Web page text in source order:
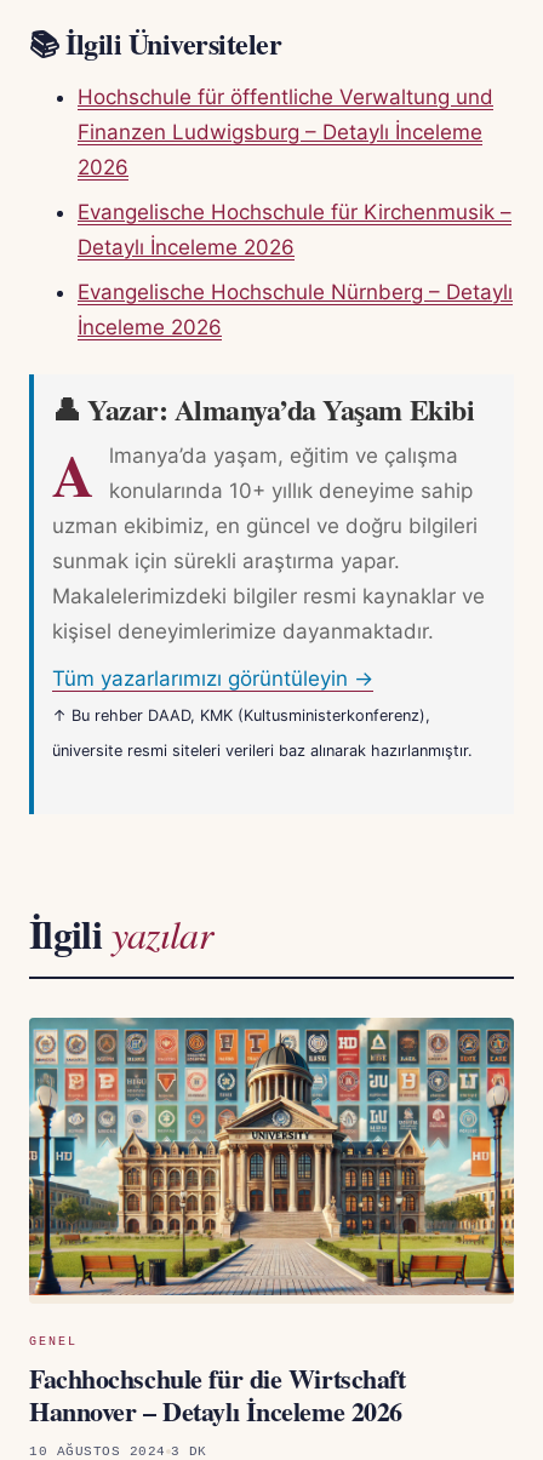
📚 İlgili Üniversiteler
Hochschule für öffentliche Verwaltung und
Finanzen Ludwigsburg – Detaylı İnceleme
2026
Evangelische Hochschule für Kirchenmusik –
Detaylı İnceleme 2026
Evangelische Hochschule Nürnberg – Detaylı
İnceleme 2026
👤 Yazar: Almanya’da Yaşam Ekibi
A
lmanya’da yaşam, eğitim ve çalışma
konularında 10+ yıllık deneyime sahip
uzman ekibimiz, en güncel ve doğru bilgileri
sunmak için sürekli araştırma yapar.
Makalelerimizdeki bilgiler resmi kaynaklar ve
kişisel deneyimlerimize dayanmaktadır.
Tüm yazarlarımızı görüntüleyin →
↑ Bu rehber DAAD, KMK (Kultusministerkonferenz),
üniversite resmi siteleri verileri baz alınarak hazırlanmıştır.
İlgiliyazılar
GENEL
Fachhochschule für die Wirtschaft
Hannover – Detaylı İnceleme 2026
10 AĞUSTOS 2024 3 DK